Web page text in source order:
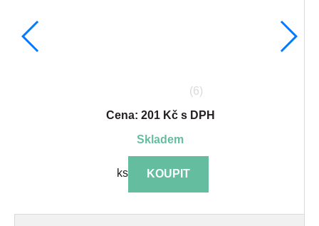
(6)
Cena: 201 Kč s DPH
skladem
ks KOUPIT